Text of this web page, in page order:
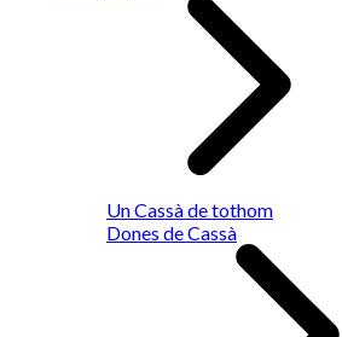
Un Cassà de tothom
Dones de Cassà